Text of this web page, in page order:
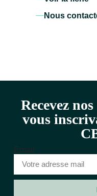
Nous
Recevez
vous
Email